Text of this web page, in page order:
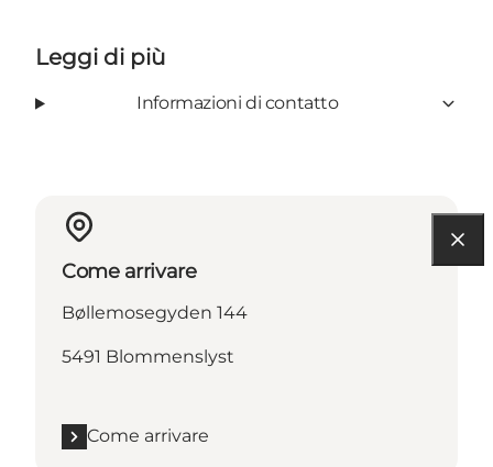
Leggi di più
Informazioni di contatto
Come arrivare
Bøllemosegyden 144
5491 Blommenslyst
Come arrivare